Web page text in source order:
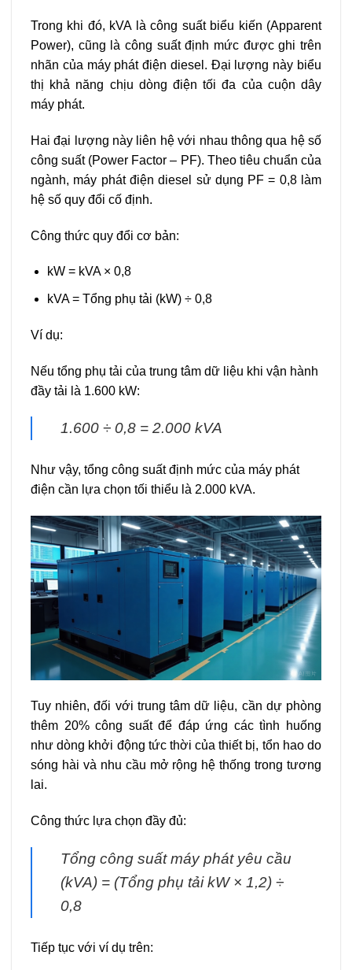
Trong khi đó, kVA là công suất biểu kiến (Apparent
Power), cũng là công suất định mức được ghi trên
nhãn của máy phát điện diesel. Đại lượng này biểu
thị khả năng chịu dòng điện tối đa của cuộn dây
máy phát.
Hai đại lượng này liên hệ với nhau thông qua hệ số
công suất (Power Factor – PF). Theo tiêu chuẩn của
ngành, máy phát điện diesel sử dụng PF = 0,8 làm
hệ số quy đổi cố định.
Công thức quy đổi cơ bản:
kW = kVA × 0,8
kVA = Tổng phụ tải (kW) ÷ 0,8
Ví dụ:
Nếu tổng phụ tải của trung tâm dữ liệu khi vận hành
đầy tải là 1.600 kW:
1.600 ÷ 0,8 = 2.000 kVA
Như vậy, tổng công suất định mức của máy phát
điện cần lựa chọn tối thiểu là 2.000 kVA.
Tuy nhiên, đối với trung tâm dữ liệu, cần dự phòng
thêm 20% công suất để đáp ứng các tình huống
như dòng khởi động tức thời của thiết bị, tổn hao do
sóng hài và nhu cầu mở rộng hệ thống trong tương
lai.
Công thức lựa chọn đầy đủ:
Tổng công suất máy phát yêu cầu
(kVA) = (Tổng phụ tải kW × 1,2) ÷
0,8
Tiếp tục với ví dụ trên: